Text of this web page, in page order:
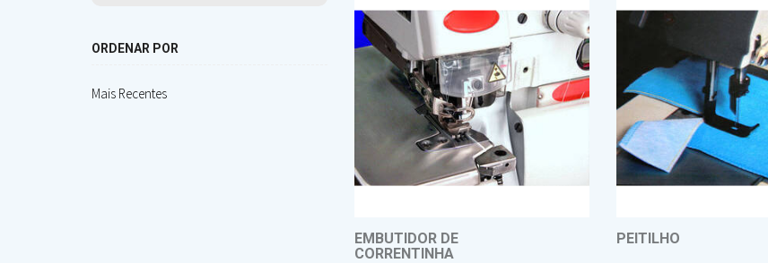
ORDENAR POR
Mais Recentes
EMBUTIDOR DE
CORRENTINHA
PEITILHO